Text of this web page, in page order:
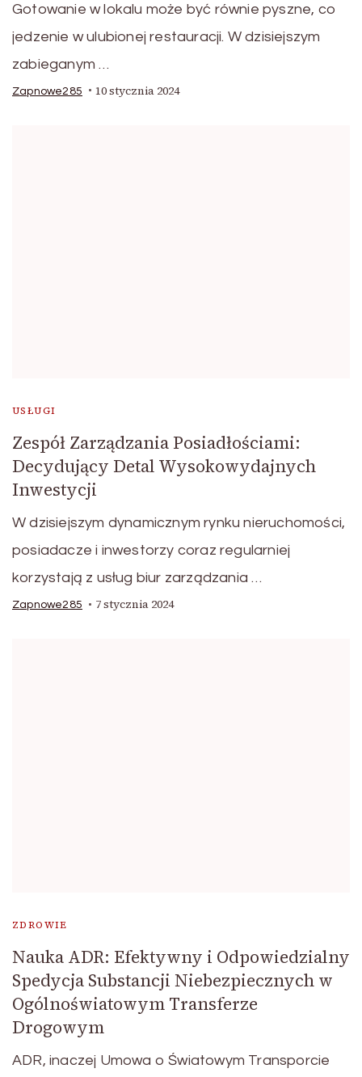
Gotowanie w lokalu może być równie pyszne, co
jedzenie w ulubionej restauracji. W dzisiejszym
zabieganym …
Zapnowe285 10 stycznia 2024
USŁUGI
Zespół Zarządzania Posiadłościami:
Decydujący Detal Wysokowydajnych
Inwestycji
W dzisiejszym dynamicznym rynku nieruchomości,
posiadacze i inwestorzy coraz regularniej
korzystają z usług biur zarządzania …
Zapnowe285 7 stycznia 2024
ZDROWIE
Nauka ADR: Efektywny i Odpowiedzialny
Spedycja Substancji Niebezpiecznych w
Ogólnoświatowym Transferze
Drogowym
ADR, inaczej Umowa o Światowym Transporcie